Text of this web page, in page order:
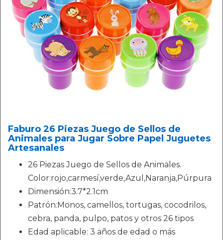
Faburo 26 Piezas Juego de Sellos de
Animales para Jugar Sobre Papel Juguetes
Artesanales
26 Piezas Juego de Sellos de Animales.
Color:rojo,carmesí,verde,Azul,Naranja,Púrpura
Dimensión:3.7*2.1cm
Patrón:Monos, camellos, tortugas, cocodrilos,
cebra, panda, pulpo, patos y otros 26 tipos
Edad aplicable: 3 años de edad o más